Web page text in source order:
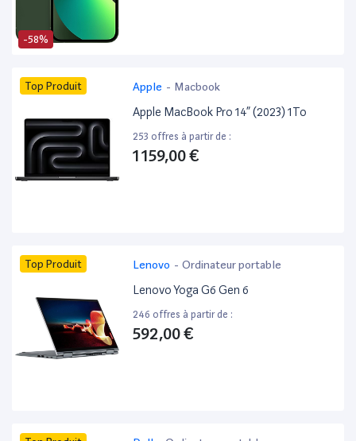
-58%
Top Produit Apple - Macbook
Apple MacBook Pro 14” (2023) 1To
253 offres à partir de :
1 159,00 €
Top Produit Lenovo - Ordinateur portable
Lenovo Yoga G6 Gen 6
246 offres à partir de :
592,00 €